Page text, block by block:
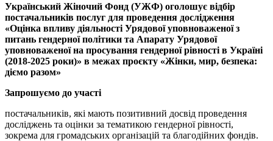
Український Жіночий Фонд (УЖФ) оголошує відбір
постачальників послуг для проведення дослідження
«Оцінка впливу діяльності Урядової уповноваженої з
питань гендерної політики та Апарату Урядової
уповноваженої на просування гендерної рівності в Україні
(2018-2025 роки)» в межах проєкту «Жінки, мир, безпека:
діємо разом»
Запрошуємо до участі
постачальників, які мають позитивний досвід проведення
досліджень та оцінки за тематикою гендерної рівності,
зокрема для громадських організацій та благодійних фондів.